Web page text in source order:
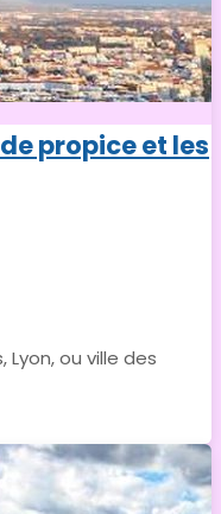
propice et les
ou ville des